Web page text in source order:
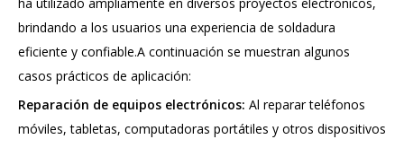
brindando a los usuarios una experiencia de soldadura
eficiente y confiable.A continuación se muestran algunos
casos prácticos de aplicación:
Reparación de equipos electrónicos: Al reparar teléfonos
móviles, tabletas, computadoras portátiles y otros dispositivos